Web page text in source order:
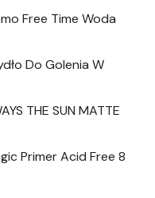
Free Time Woda
Do Golenia W
THE SUN MATTE
Primer Acid Free 8